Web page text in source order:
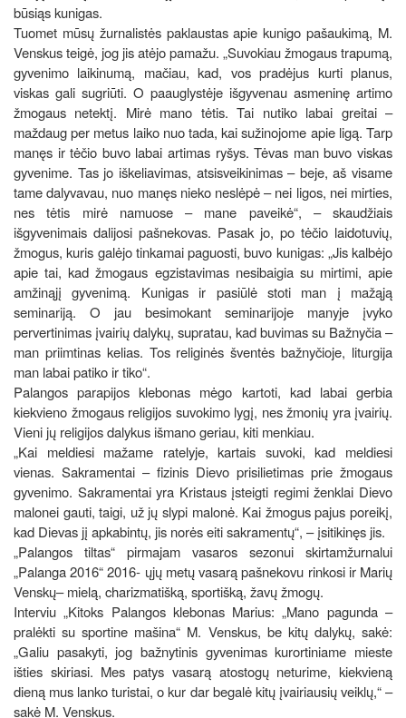
būsiąs kunigas.
Tuomet mūsų žurnalistės paklaustas apie kunigo pašaukimą, M.
Venskus teigė, jog jis atėjo pamažu. „Suvokiau žmogaus trapumą,
gyvenimo laikinumą, mačiau, kad, vos pradėjus kurti planus,
viskas gali sugriūti. O paauglystėje išgyvenau asmeninę artimo
žmogaus netektį. Mirė mano tėtis. Tai nutiko labai greitai –
maždaug per metus laiko nuo tada, kai sužinojome apie ligą. Tarp
manęs ir tėčio buvo labai artimas ryšys. Tėvas man buvo viskas
gyvenime. Tas jo iškeliavimas, atsisveikinimas – beje, aš visame
tame dalyvavau, nuo manęs nieko neslėpė – nei ligos, nei mirties,
nes tėtis mirė namuose – mane paveikė“, – skaudžiais
išgyvenimais dalijosi pašnekovas. Pasak jo, po tėčio laidotuvių,
žmogus, kuris galėjo tinkamai paguosti, buvo kunigas: „Jis kalbėjo
apie tai, kad žmogaus egzistavimas nesibaigia su mirtimi, apie
amžinąjį gyvenimą. Kunigas ir pasiūlė stoti man į mažąją
seminariją. O jau besimokant seminarijoje manyje įvyko
pervertinimas įvairių dalykų, supratau, kad buvimas su Bažnyčia –
man priimtinas kelias. Tos religinės šventės bažnyčioje, liturgija
man labai patiko ir tiko“.
Palangos parapijos klebonas mėgo kartoti, kad labai gerbia
kiekvieno žmogaus religijos suvokimo lygį, nes žmonių yra įvairių.
Vieni jų religijos dalykus išmano geriau, kiti menkiau.
„Kai meldiesi mažame ratelyje, kartais suvoki, kad meldiesi
vienas. Sakramentai – fizinis Dievo prisilietimas prie žmogaus
gyvenimo. Sakramentai yra Kristaus įsteigti regimi ženklai Dievo
malonei gauti, taigi, už jų slypi malonė. Kai žmogus pajus poreikį,
kad Dievas jį apkabintų, jis norės eiti sakramentų“, – įsitikinęs jis.
„Palangos tiltas“ pirmajam vasaros sezonui skirtamžurnalui
„Palanga 2016“ 2016- ųjų metų vasarą pašnekovu rinkosi ir Marių
Venskų– mielą, charizmatišką, sportišką, žavų žmogų.
Interviu „Kitoks Palangos klebonas Marius: „Mano pagunda –
pralėkti su sportine mašina“ M. Venskus, be kitų dalykų, sakė:
„Galiu pasakyti, jog bažnytinis gyvenimas kurortiniame mieste
išties skiriasi. Mes patys vasarą atostogų neturime, kiekvieną
dieną mus lanko turistai, o kur dar begalė kitų įvairiausių veiklų,“ –
sakė M. Venskus.